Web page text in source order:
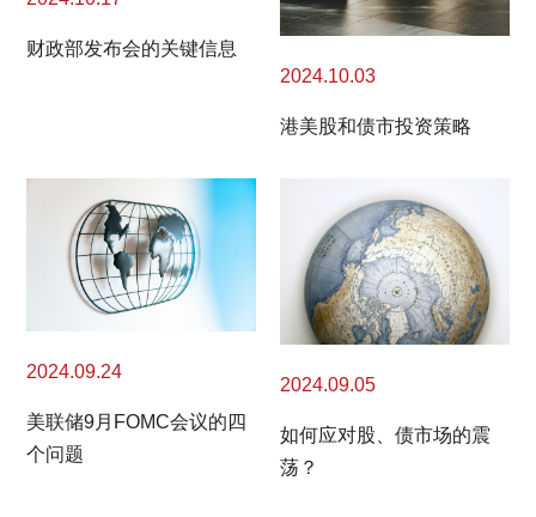
财政部发布会的关键信息
2024.10.03
港美股和债市投资策略
2024.09.24
美联储9月FOMC会议的四
个问题
2024.09.05
如何应对股、债市场的震
荡？